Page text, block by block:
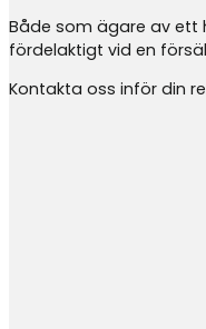
Både som ägare av ett
fördelaktigt vid en
Kontakta oss inför din